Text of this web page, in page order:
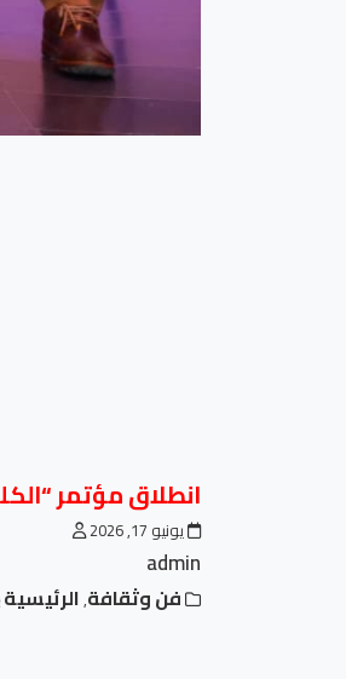
انطلاق مؤتمر
يونيو 17, 2026
admin
فن وثقافة,الرئيسية